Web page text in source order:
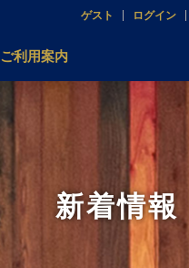
ゲスト ログイン
ご利用案内
新着情報